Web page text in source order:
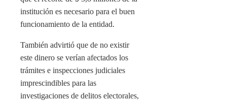
institución es necesario para el buen
funcionamiento de la entidad.
También advirtió que de no existir
este dinero se verían afectados los
trámites e inspecciones judiciales
imprescindibles para las
investigaciones de delitos electorales,